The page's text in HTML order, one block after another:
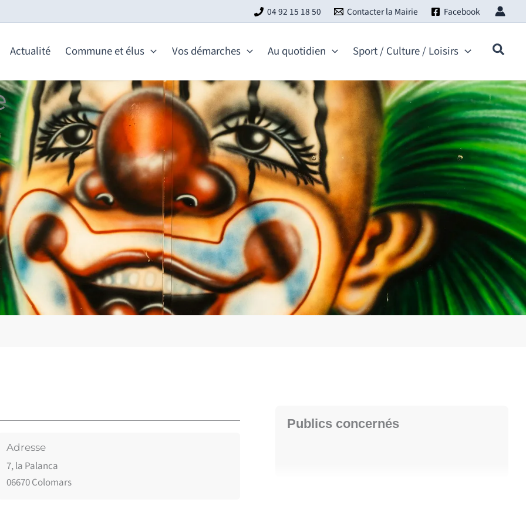
04 92 15 18 50 Contacter la Mairie Facebook
Actualité Commune et élus Vos démarches Au quotidien Sport / Culture / Loisirs
Adresse
7, la Palanca
06670 Colomars
Publics concernés